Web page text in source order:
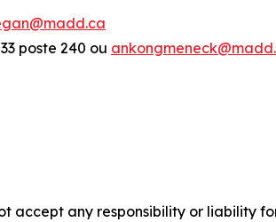
poste 240 ou
accept any responsibility or liability